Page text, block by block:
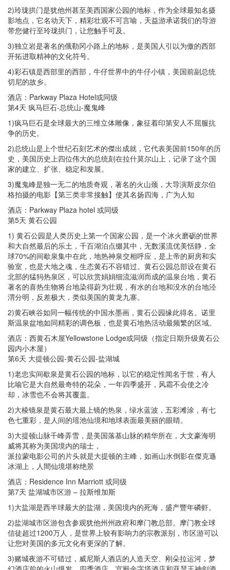
2)玲珑拱门是犹他州甚至美西国家公园的地标，作为全球最知名摄
影地点，它名动天下，精彩壮观不可言喻，天益游承诺我们的导游
带您健行至玲珑拱门，让您触手可及。
3)独立岩是著名的俄勒冈小路上的地标，是美国人引以为傲的西部
开拓进取精神的文化符号。
4)彩石镇是西部里的西部，牛仔世界中的牛仔小镇，美国前副总统
切尼的故乡。
酒店：Parkway Plaza Hotel或同级
第4天 疯马巨石-总统山-魔鬼峰
1)疯马巨石是全球最大的三维立体雕像，象征着印第安人不屈服抗
争的历史。
2)总统山是上个世纪石刻艺术的傑出成就，它代表美国前150年的历
史，美国历史上四位伟大的总统刻在拉什莫尔山上，记录了这个国
家的建立、扩张、稳定和发展。
3)魔鬼峰是独一无二的地质奇观，著名的火山颈，大导演斯皮尔伯
格拍摄的电影【第三类非常接触】使其名扬四海，广为人知
酒店：Parkway Plaza hotel 或同级
第5天 黄石公园
1) 黄石公园是人类历史上第一个国家公园，是一个冰火磨砺的世界
和大自然最后的乐土，千百湖泊点缀其中，无数溪流优美恬静，全
球70%的间歇泉集中在此，地热神泉交相呼应，是上帝的厨房和实
验室，也是大地之魂，生态黄石不容错过。黄石公园总部设在黄石
北部的猛犸热泉区，可以欣赏娟娟细流滋润而成的温泉台地，黄石
著名的喜热生物将台地染得蔚为壮观，有水的台地和没水的台地泾
渭分明，反差极大，类似美国的黄龙九寨。
2)黄石峡谷如同一幅传统的中国水墨画，黄石公园缘此得名。诺里
斯温泉盆地如同精彩的调色板，也是黄石地热活动最频繁的区域。
酒店：西黄石木屋Yellowstone Lodge或同级（指定日期升级黄石公
园内小木屋）
第6天 大提顿公园-黄石公园-盐湖城
1)老忠实间歇泉是黄石公园的地标，以它的稳定性闻名于世，有人
比喻它是大自然最奇特的花朵，一年四季盛开，风霜不会使之冷
却，冰雪也不会将其覆盖。
2)大棱镜泉是黄石最大最上镜的热泉，绿水蓝波，五彩滩涂，有七
色七重彩，是人间的瑶池仙境和地球表面最美丽的眼睛。
3)大提顿山脉千峰弄雪，是美国落基山脉的精华所在，大文豪海明
威将其称为美国境内的瑞士，
派拉蒙电影公司的片头就是大提顿的主峰，如画山水倒影在傑克遜
冰湖上，人間仙境堪称绝景
酒店：Residence Inn Marriott 或同级
第7天 盐湖城市区游 – 拉斯维加斯
1)大盐湖是西半球最大的盐湖，美国境内的死海，盛产豐年磷虾。
2)盐湖城市区游包含参观犹他州州政府和摩门教总部。摩门教全球
信徒超过1200万人，是世界上较有影响力的宗教派别，市区游可以
让您对美国的多元文化有更深的了解。
3)赌城夜游不可错过，威尼斯人酒店的人造天空、刚朵拉运河，梦